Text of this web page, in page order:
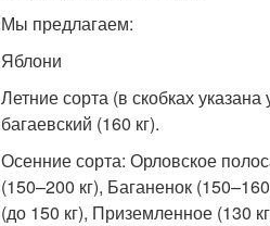
Мы предлагаем:
Яблони
Летние сорта (в скобках
багаевский (160 кг).
Осенние сорта: Орловское
(150–200 кг), Баганенок
(до 150 кг), Приземленное (130